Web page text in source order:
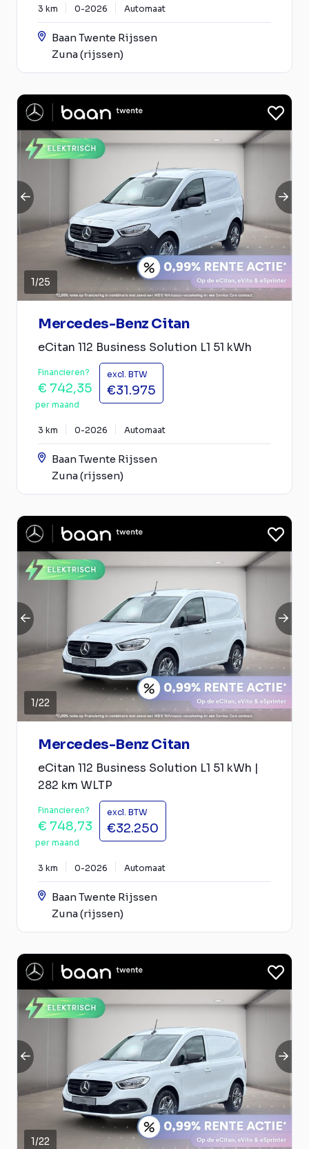
3 km 0-2026 Automaat
Baan Twente Rijssen
Zuna (rijssen)
1/25
Mercedes-Benz Citan
eCitan 112 Business Solution L1 51 kWh
Financieren?
€ 742,35
per maand
excl. BTW
€31.975
3 km 0-2026 Automaat
Baan Twente Rijssen
Zuna (rijssen)
1/22
Mercedes-Benz Citan
eCitan 112 Business Solution L1 51 kWh |
282 km WLTP
Financieren?
€ 748,73
per maand
excl. BTW
€32.250
3 km 0-2026 Automaat
Baan Twente Rijssen
Zuna (rijssen)
1/22